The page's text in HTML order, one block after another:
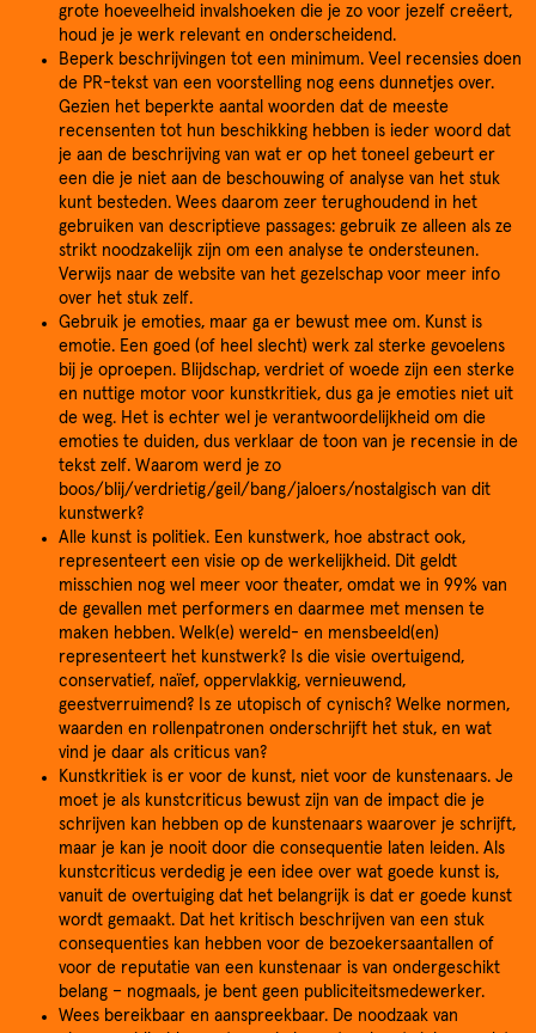
grote hoeveelheid invalshoeken die je zo voor jezelf creëert,
houd je je werk relevant en onderscheidend.
Beperk beschrijvingen tot een minimum. Veel recensies doen
de PR-tekst van een voorstelling nog eens dunnetjes over.
Gezien het beperkte aantal woorden dat de meeste
recensenten tot hun beschikking hebben is ieder woord dat
je aan de beschrijving van wat er op het toneel gebeurt er
een die je niet aan de beschouwing of analyse van het stuk
kunt besteden. Wees daarom zeer terughoudend in het
gebruiken van descriptieve passages: gebruik ze alleen als ze
strikt noodzakelijk zijn om een analyse te ondersteunen.
Verwijs naar de website van het gezelschap voor meer info
over het stuk zelf.
Gebruik je emoties, maar ga er bewust mee om. Kunst is
emotie. Een goed (of heel slecht) werk zal sterke gevoelens
bij je oproepen. Blijdschap, verdriet of woede zijn een sterke
en nuttige motor voor kunstkritiek, dus ga je emoties niet uit
de weg. Het is echter wel je verantwoordelijkheid om die
emoties te duiden, dus verklaar de toon van je recensie in de
tekst zelf. Waarom werd je zo
boos/blij/verdrietig/geil/bang/jaloers/nostalgisch van dit
kunstwerk?
Alle kunst is politiek. Een kunstwerk, hoe abstract ook,
representeert een visie op de werkelijkheid. Dit geldt
misschien nog wel meer voor theater, omdat we in 99% van
de gevallen met performers en daarmee met mensen te
maken hebben. Welk(e) wereld- en mensbeeld(en)
representeert het kunstwerk? Is die visie overtuigend,
conservatief, naïef, oppervlakkig, vernieuwend,
geestverruimend? Is ze utopisch of cynisch? Welke normen,
waarden en rollenpatronen onderschrijft het stuk, en wat
vind je daar als criticus van?
Kunstkritiek is er voor de kunst, niet voor de kunstenaars. Je
moet je als kunstcriticus bewust zijn van de impact die je
schrijven kan hebben op de kunstenaars waarover je schrijft,
maar je kan je nooit door die consequentie laten leiden. Als
kunstcriticus verdedig je een idee over wat goede kunst is,
vanuit de overtuiging dat het belangrijk is dat er goede kunst
wordt gemaakt. Dat het kritisch beschrijven van een stuk
consequenties kan hebben voor de bezoekersaantallen of
voor de reputatie van een kunstenaar is van ondergeschikt
belang – nogmaals, je bent geen publiciteitsmedewerker.
Wees bereikbaar en aanspreekbaar. De noodzaak van